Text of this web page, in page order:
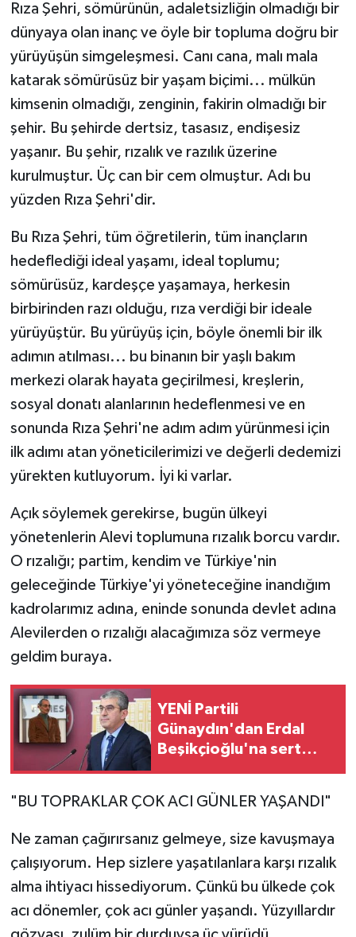
Rıza Şehri, sömürünün, adaletsizliğin olmadığı bir
dünyaya olan inanç ve öyle bir topluma doğru bir
yürüyüşün simgeleşmesi. Canı cana, malı mala
katarak sömürüsüz bir yaşam biçimi... mülkün
kimsenin olmadığı, zenginin, fakirin olmadığı bir
şehir. Bu şehirde dertsiz, tasasız, endişesiz
yaşanır. Bu şehir, rızalık ve razılık üzerine
kurulmuştur. Üç can bir cem olmuştur. Adı bu
yüzden Rıza Şehri'dir.
Bu Rıza Şehri, tüm öğretilerin, tüm inançların
hedeflediği ideal yaşamı, ideal toplumu;
sömürüsüz, kardeşçe yaşamaya, herkesin
birbirinden razı olduğu, rıza verdiği bir ideale
yürüyüştür. Bu yürüyüş için, böyle önemli bir ilk
adımın atılması... bu binanın bir yaşlı bakım
merkezi olarak hayata geçirilmesi, kreşlerin,
sosyal donatı alanlarının hedeflenmesi ve en
sonunda Rıza Şehri'ne adım adım yürünmesi için
ilk adımı atan yöneticilerimizi ve değerli dedemizi
yürekten kutluyorum. İyi ki varlar.
Açık söylemek gerekirse, bugün ülkeyi
yönetenlerin Alevi toplumuna rızalık borcu vardır.
O rızalığı; partim, kendim ve Türkiye'nin
geleceğinde Türkiye'yi yöneteceğine inandığım
kadrolarımız adına, eninde sonunda devlet adına
Alevilerden o rızalığı alacağımıza söz vermeye
geldim buraya.
YENİ Partili
Günaydın'dan Erdal
Beşikçioğlu'na sert
"BU TOPRAKLAR ÇOK ACI GÜNLER YAŞANDI"
Ne zaman çağırırsanız gelmeye, size kavuşmaya
çalışıyorum. Hep sizlere yaşatılanlara karşı rızalık
alma ihtiyacı hissediyorum. Çünkü bu ülkede çok
acı dönemler, çok acı günler yaşandı. Yüzyıllardır